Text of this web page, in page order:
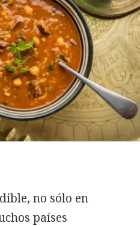
no sólo en
países